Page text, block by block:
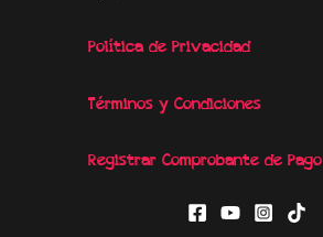
Política de Privacidad
Términos y Condiciones
Registrar Comprobante de Pago